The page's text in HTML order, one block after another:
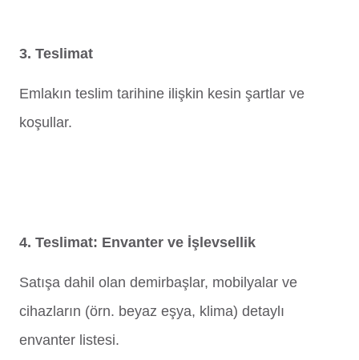
3. Teslimat
Emlakın teslim tarihine ilişkin kesin şartlar ve
koşullar.
4. Teslimat: Envanter ve İşlevsellik
Satışa dahil olan demirbaşlar, mobilyalar ve
cihazların (örn. beyaz eşya, klima) detaylı
envanter listesi.